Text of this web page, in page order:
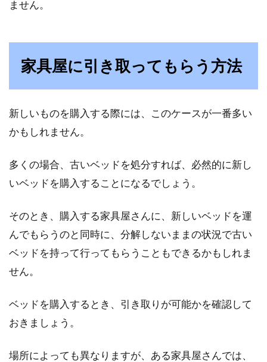
ません。
家具屋に引き取ってもらう方法
新しいものを購入する際には、このケースが一番多い
かもしれません。
多くの場合、古いベッドを処分すれば、必然的に新し
いベッドを購入することになるでしょう。
そのとき、購入する家具屋さんに、新しいベッドを運
んでもらうのと同時に、分解しないままの状況で古い
ベッドを持って行ってもらうこともできるかもしれま
せん。
ベッドを購入するとき、引き取りが可能かを確認して
おきましょう。
場所によっても異なりますが、ある家具屋さんでは、